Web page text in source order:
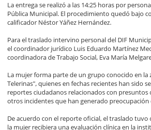
La entrega se realizó a las 14:25 horas por
Pública Municipal. El procedimiento quedó bajo
calificador Néstor Yáñez Hernández.
Para el traslado intervino personal del DIF
el coordinador jurídico Luis Eduardo Martínez
coordinadora de Trabajo Social, Eva María
La mujer forma parte de un grupo conocido en la
Telerinas", quienes en fechas recientes han sido
reportes ciudadanos relacionados con presuntos
otros incidentes que han generado
De acuerdo con el reporte oficial, el traslado
la mujer recibiera una evaluación clínica en la